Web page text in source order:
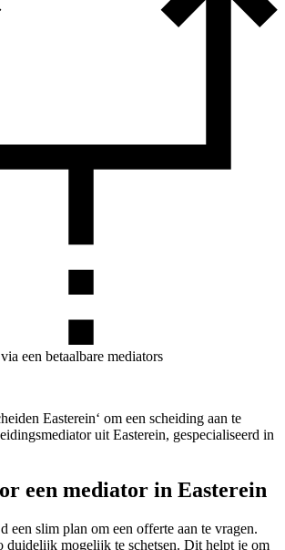
een betaalbare mediators
Easterein‘ om een scheiding aan te
uit Easterein, gespecialiseerd in
een mediator in Easterein
een slim plan om een offerte aan te vragen.
duidelijk mogelijk te schetsen. Dit helpt je om